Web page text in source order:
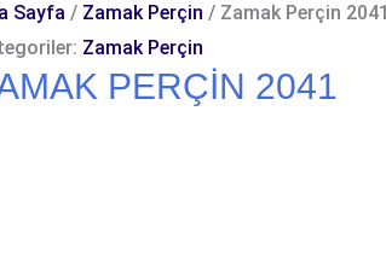
Sayfa / Zamak Perçin / Zamak Perçin 2041
Zamak Perçin
PERÇIN 2041